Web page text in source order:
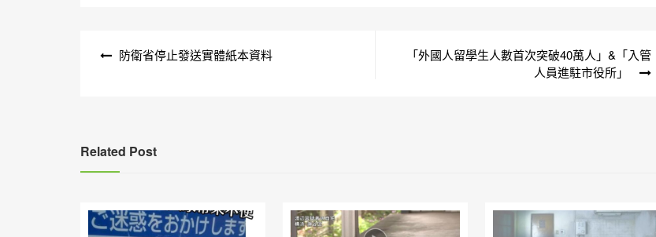
防衛省停止發送實體紙本資料
「外國人留學生人數首次突破40萬人」&「入管
人員進駐市役所」
Related Post